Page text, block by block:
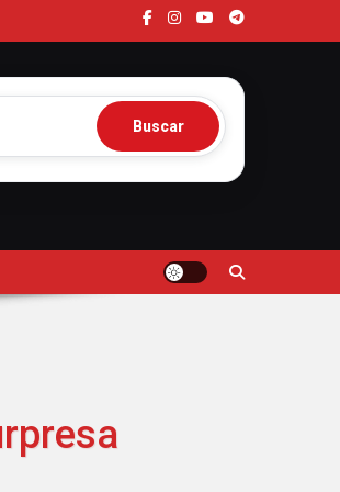
Buscar